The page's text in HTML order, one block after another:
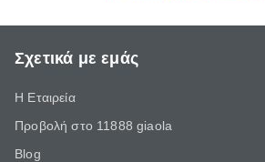
Σχετικά με εμάς
Η Εταιρεία
Προβολή στο 11888 giaola
Blog